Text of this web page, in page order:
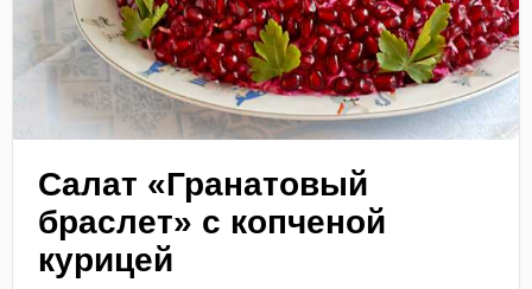
Салат «Гранатовый
браслет» с копченой
курицей